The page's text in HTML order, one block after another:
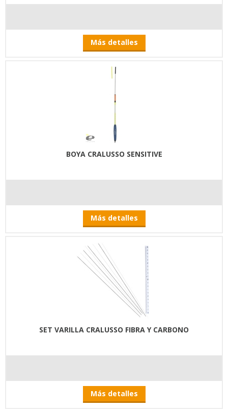
Más detalles
BOYA CRALUSSO SENSITIVE
Más detalles
SET VARILLA CRALUSSO FIBRA Y CARBONO
Más detalles